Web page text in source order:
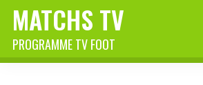
MATCHS TV
PROGRAMME TV FOOT